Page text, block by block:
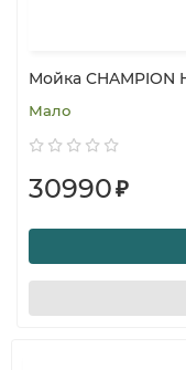
Мойка CHAMPION
Мало
30990₽